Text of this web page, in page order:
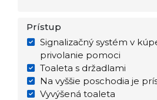
Prístup
Signalizačný systém v
privolanie pomoci
Toaleta s držadlami
Na vyššie poschodia je
Vyvýšená toaleta